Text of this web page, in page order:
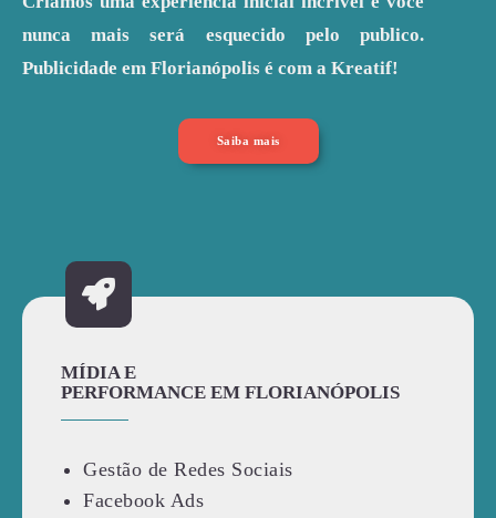
nunca mais será esquecido pelo publico.
Publicidade em Florianópolis é com a Kreatif!
Saiba mais
MÍDIA E
PERFORMANCE EM FLORIANÓPOLIS
Gestão de Redes Sociais
Facebook Ads